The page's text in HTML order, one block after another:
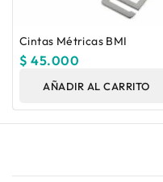
Cintas Métricas BMI
$ 45.000
AÑADIR AL CARRITO